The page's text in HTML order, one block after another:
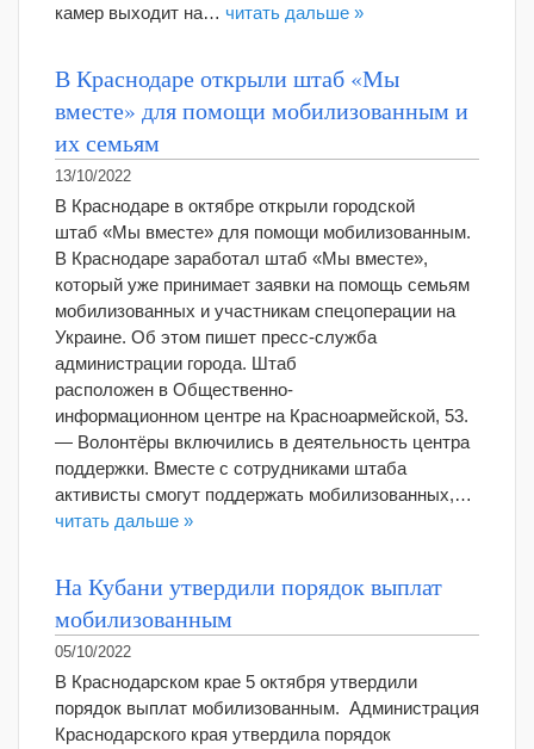
камер выходит на… читать дальше »
В Краснодаре открыли штаб «Мы
вместе» для помощи мобилизованным и
их семьям
13/10/2022
В Краснодаре в октябре открыли городской
штаб «Мы вместе» для помощи мобилизованным.
В Краснодаре заработал штаб «Мы вместе»,
который уже принимает заявки на помощь семьям
мобилизованных и участникам спецоперации на
Украине. Об этом пишет пресс-служба
администрации города. Штаб
расположен в Общественно-
информационном центре на Красноармейской, 53.
— Волонтёры включились в деятельность центра
поддержки. Вместе с сотрудниками штаба
активисты смогут поддержать мобилизованных,…
читать дальше »
На Кубани утвердили порядок выплат
мобилизованным
05/10/2022
В Краснодарском крае 5 октября утвердили
порядок выплат мобилизованным. Администрация
Краснодарского края утвердила порядок